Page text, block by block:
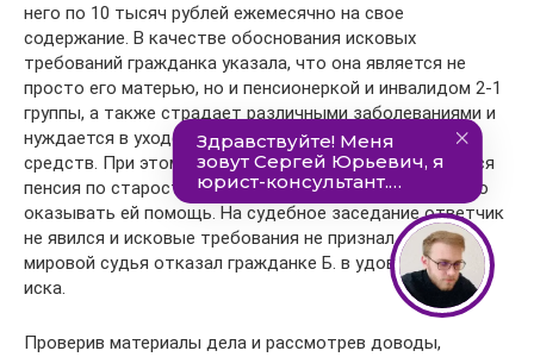
него по 10 тысяч рублей ежемесячно на свое
содержание. В качестве обоснования исковых
требований гражданка указала, что она является не
просто его матерью, но и пенсионеркой и инвалидом 2-1
группы, а также страдает различными заболеваниями и
нуждается в уходе и приобретении лекарственных
средств. При этом единственным ее доходом является
пенсия по старости, а сын отказывается добровольно
оказывать ей помощь. На судебное заседание ответчик
не явился и исковые требования не признал. При этом
мировой судья отказал гражданке Б. в удовлетворении
иска.
Проверив материалы дела и рассмотрев доводы,